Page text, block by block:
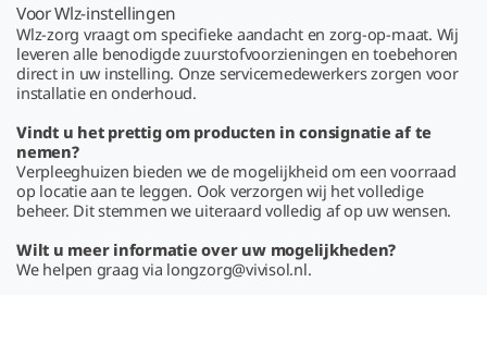
Voor Wlz-instellingen
Wlz-zorg vraagt om specifieke aandacht en zorg-op-maat. Wij
leveren alle benodigde zuurstofvoorzieningen en toebehoren
direct in uw instelling. Onze servicemedewerkers zorgen voor
installatie en onderhoud.
Vindt u het prettig om producten in consignatie af te
nemen?
Verpleeghuizen bieden we de mogelijkheid om een voorraad
op locatie aan te leggen. Ook verzorgen wij het volledige
beheer. Dit stemmen we uiteraard volledig af op uw wensen.
Wilt u meer informatie over uw mogelijkheden?
We helpen graag via longzorg@vivisol.nl.